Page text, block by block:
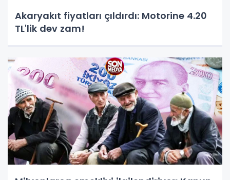
Akaryakıt fiyatları çıldırdı: Motorine 4.20
TL'lik dev zam!